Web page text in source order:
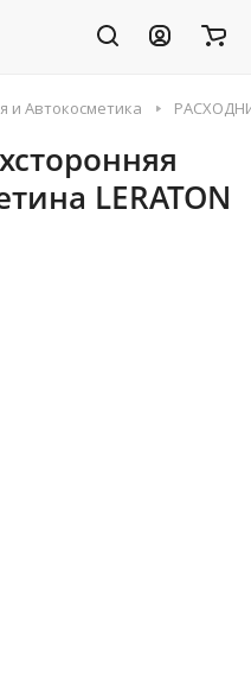
и Автокосметика
LERATON